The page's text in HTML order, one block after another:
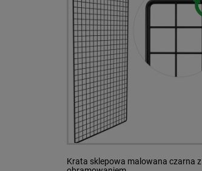
Krata sklepowa malowana czarna z